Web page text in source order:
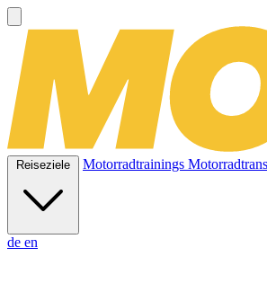
Reiseziele Motorradtrainings
de en